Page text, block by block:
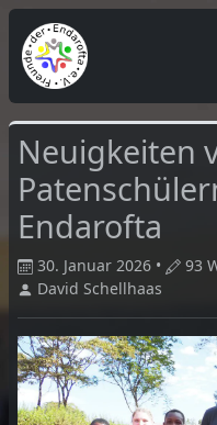
Neuigkeiten
Endarofta
30. Januar 2026 • 93
David Schellhaas